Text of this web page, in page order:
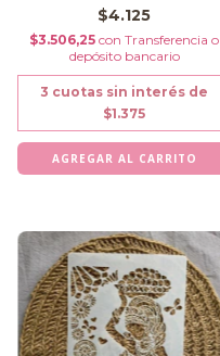
$4.125
$3.506,25 con Transferencia o
depósito bancario
3 cuotas sin interés de
$1.375